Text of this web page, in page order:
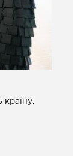
країну.